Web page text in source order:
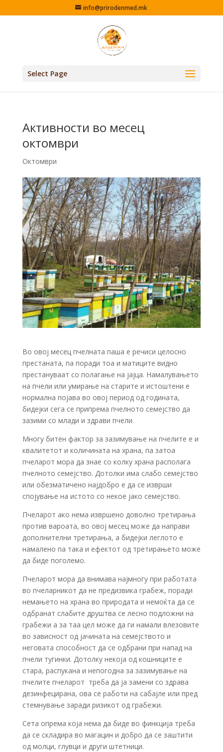
info@prirodenmed.mk
Select Page
Активности во месец
октомври
Октомври
Во овој месец пчелната паша е речиси целосно
престаната, па поради тоа и матиците видно
престануваат со полагање на јајца. Намалувањето
на пчели или умирање на старите и истоштени е
нормална појава во овој период од годината,
бидејки сега се припрема пчелното семејство да
зазими со млади и здрави пчели.
Многу битен фактор за зазимување на пчелите е и
квалитетот и количината на храна, па затоа
пчеларот мора да знае со колку храна располага
пчелното семејство. Дотолки има слабо семејство
или обезматичено најдобро е да се изврши
спојување на истото со некое јако семејство.
Пчеларот ако нема извршено доволно третирања
против вароата, во овој месец може да направи
дополнителни третирања, а бидејки леглото е
намалено па така и ефектот од третирањето може
да биде поголемо.
Пчеларот мора да внимава најмногу при работата
во пчеларникот да не предизвика грабеж, поради
немањето на храна во природата и немоќта да се
одбранат слабите друштва се лесно подложни на
грабежи а за таа цел може да ги намали влезовите
во зависност од јачината на семејството и
неговата способност да се одбрани при напад на
пчели тугинки. Дотолку некоја од кошниците е
стара, распукана и непогодна за зазимување на
пчелите пчеларот треба да ја замени со здрава
дезинфецирана, ова се работи на сабајле или пред
стемнување заради ризикот од грабежи.
Сета опрема која нема да биде во финкција треба
да се складира во магацин и добро да се заштити
од молци, глувци и други штетници.